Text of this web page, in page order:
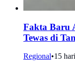
Fakta Baru
Tewas di
Regional•15